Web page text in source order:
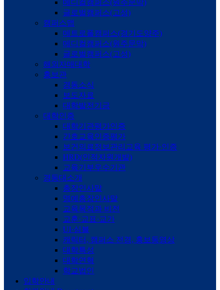
메디컬캠퍼스(원주문막)
글로벌캠퍼스(고성)
캠퍼스맵
메트로폴캠퍼스(경기도양주)
메디컬캠퍼스(원주문막)
글로벌캠퍼스(고성)
해외자매대학
홍보관
경동소식
보도자료
대학발전기금
대학인증
대학기관평가인증
간호교육인증평가
보건의료정보관리교육 평가·인증
HRD(인적자원개발)
교육기부우수기관
경동대소개
총장인사말
명예총장인사말
교육목적과 비전
교훈·교표·교가
UI·심볼
캐릭터, 캠퍼스 전경, 홍보동영상
대학특성
대학연혁
학교법인
입학안내